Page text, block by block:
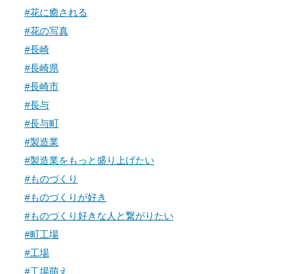
#花に癒される
#花の写真
#長崎
#長崎県
#長崎市
#長与
#長与町
#製造業
#製造業をもっと盛り上げたい
#ものづくり
#ものづくりが好き
#ものづくり好きな人と繋がりたい
#町工場
#工場
#工場萌え